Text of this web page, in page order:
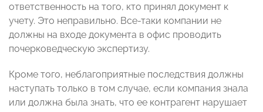
ответственность на того, кто принял документ к
учету. Это неправильно. Все-таки компании не
должны на входе документа в офис проводить
почерковедческую экспертизу.
Кроме того, неблагоприятные последствия должны
наступать только в том случае, если компания знала
или должна была знать, что ее контрагент нарушает